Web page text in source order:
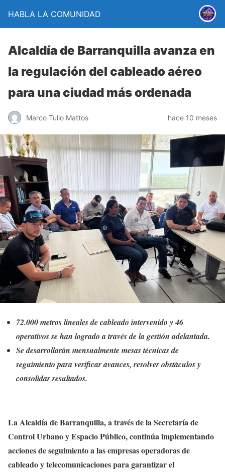
HABLA LA COMUNIDAD
Alcaldía de Barranquilla avanza en
la regulación del cableado aéreo
para una ciudad más ordenada
Marco Tulio Mattos hace 10 meses
72.000 metros lineales de cableado intervenido y 46
operativos se han logrado a través de la gestión adelantada.
Se desarrollarán mensualmente mesas técnicas de
seguimiento para verificar avances, resolver obstáculos y
consolidar resultados.
La Alcaldía de Barranquilla, a través de la Secretaría de
Control Urbano y Espacio Público, continúa implementando
acciones de seguimiento a las empresas operadoras de
cableado y telecomunicaciones para garantizar el